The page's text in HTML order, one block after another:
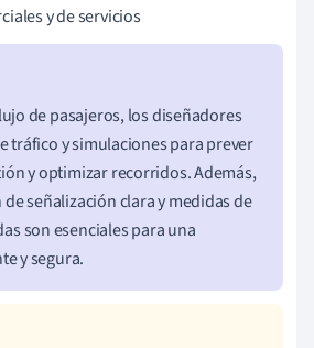
y de servicios
de pasajeros, los diseñadores
tráfico y simulaciones para prever
y optimizar recorridos. Además,
señalización clara y medidas de
son esenciales para una
y segura.